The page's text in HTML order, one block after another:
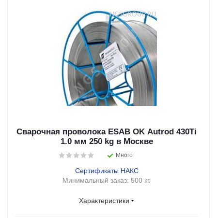
Сварочная проволока ESAB OK Autrod 430Ti
1.0 мм 250 kg в Москве
Много
Сертификаты НАКС
Минимальный заказ: 500 кг.
Характеристики